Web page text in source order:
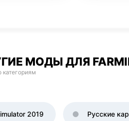
МОДЫ ДЛЯ
категориям
2019 Русские